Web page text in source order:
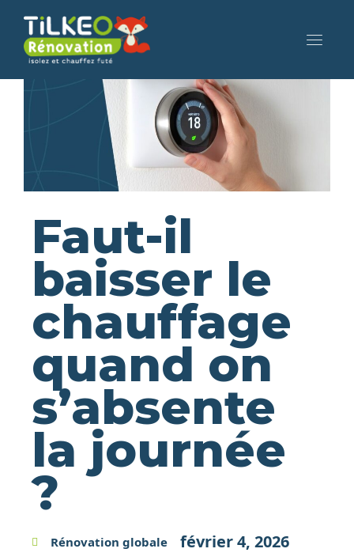
Faut-il
baisser le
chauffage
quand on
s’absente
la journée
?
Rénovation globale février 4, 2026